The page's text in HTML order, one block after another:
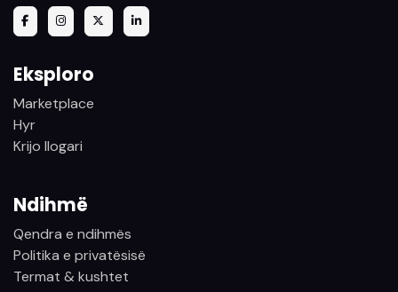
Eksploro
Marketplace
Hyr
Krijo llogari
Ndihmë
Qendra e ndihmës
Politika e privatësisë
Termat & kushtet